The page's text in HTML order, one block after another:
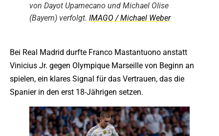
von Dayot Upamecano und Michael Olise
(Bayern) verfolgt. IMAGO / Michael Weber
Bei Real Madrid durfte Franco Mastantuono anstatt
Vinicius Jr. gegen Olympique Marseille von Beginn an
spielen, ein klares Signal für das Vertrauen, das die
Spanier in den erst 18-Jährigen setzen.